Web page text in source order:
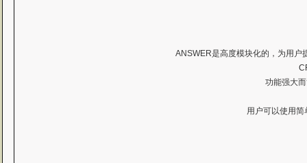
ANSWER是高度模块化的，为用户
功能强大
用户可以使用